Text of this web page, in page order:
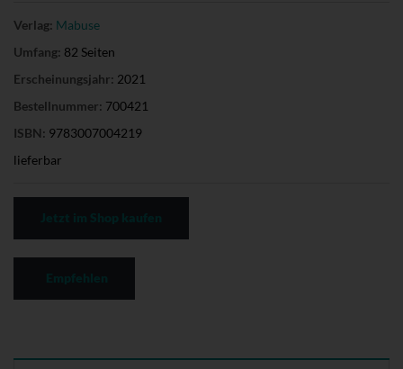
Verlag: Mabuse
Umfang: 82 Seiten
Erscheinungsjahr: 2021
Bestellnummer: 700421
ISBN: 9783007004219
lieferbar